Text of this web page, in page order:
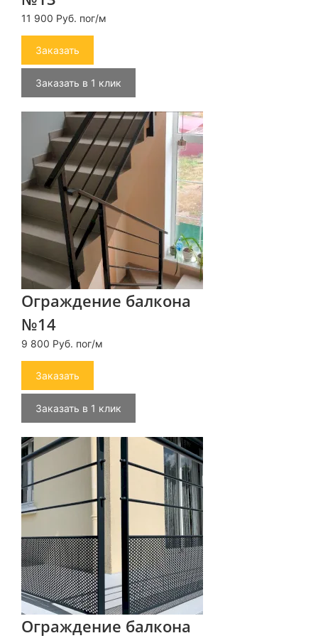
11 900 Руб. пог/м
Заказать
Заказать в 1 клик
Ограждение балкона
№14
9 800 Руб. пог/м
Заказать
Заказать в 1 клик
Ограждение балкона